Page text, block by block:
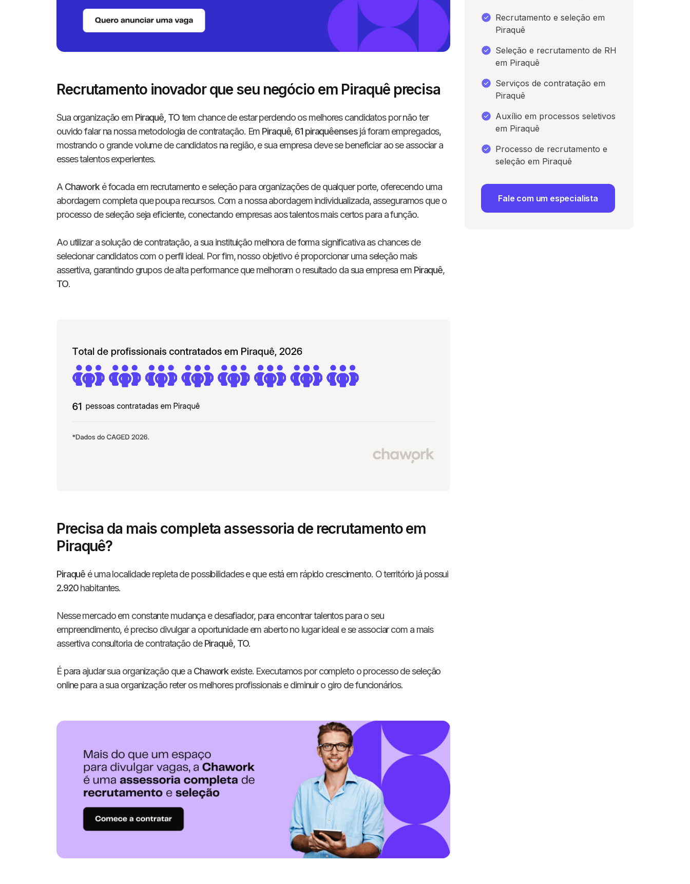
Recrutamento inovador que seu negócio em Piraquê precisa
Sua organização em Piraquê, TOtem chance de estar perdendo os melhores candidatos por não ter
ouvido falar na nossa metodologia de contratação. Em Piraquê, 61 piraquêensesjá foram empregados,
mostrando o grande volume de candidatos na região, e sua empresa deve se beneficiar ao se associar a
esses talentos experientes.
A Chawork é focada em recrutamento e seleção para organizações de qualquer porte, oferecendo uma
abordagem completa que poupa recursos. Com a nossa abordagem individualizada, asseguramos que o
processo de seleção seja eficiente, conectando empresas aos talentos mais certos para a função.
Ao utilizar a solução de contratação, a sua instituição melhora de forma significativa as chances de
selecionar candidatos com o perfil ideal. Por fim, nosso objetivo é proporcionar uma seleção mais
assertiva, garantindo grupos de alta performance que melhoram o resultado da sua empresa em Piraquê,
TO.
Precisa da mais completa assessoria de recrutamento em
Piraquê?
Piraquê é uma localidade repleta de possibilidades e que está em rápido crescimento. O território já possui
2.920habitantes.
Nesse mercado em constante mudança e desafiador, para encontrar talentos para o seu
empreendimento, é preciso divulgar a oportunidade em aberto no lugar ideal e se associar com a mais
assertiva consultoria de contratação dePiraquê, TO.
É para ajudar sua organização que a Chaworkexiste. Executamos por completo o processo de seleção
online para a sua organização reter os melhores profissionais e diminuir o giro de funcionários.
Recrutamento e seleção em
Piraquê
Seleção e recrutamento de RH
em Piraquê
Serviços de contratação em
Piraquê
Auxílio em processos seletivos
em Piraquê
Processo de recrutamento e
seleção em Piraquê
Fale com um especialista
Informe seus dados para conversar
conosco!
E-mail
+55 Digite seu telefone